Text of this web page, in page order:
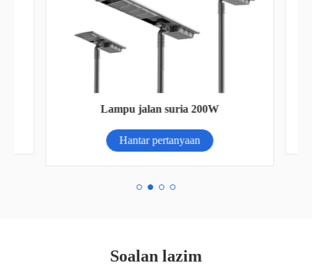
Lampu jalan suria 200W
Hantar pertanyaan
Soalan lazim